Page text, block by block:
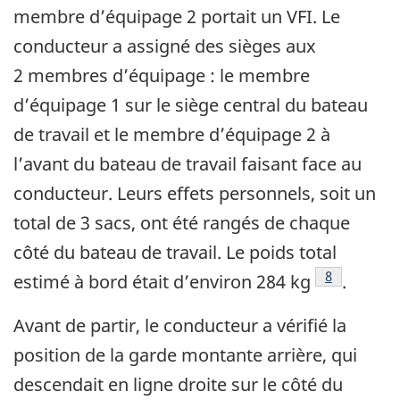
membre d’équipage 2 portait un VFI. Le
conducteur a assigné des sièges aux
2 membres d’équipage : le membre
d’équipage 1 sur le siège central du bateau
de travail et le membre d’équipage 2 à
l’avant du bateau de travail faisant face au
conducteur. Leurs effets personnels, soit un
total de 3 sacs, ont été rangés de chaque
côté du bateau de travail. Le poids total
estimé à bord était d’environ 284 kg
Note de
8 .
Avant de partir, le conducteur a vérifié la
position de la garde montante arrière, qui
descendait en ligne droite sur le côté du